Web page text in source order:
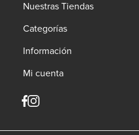
Nuestras Tiendas
Categorías
Información
Mi cuenta